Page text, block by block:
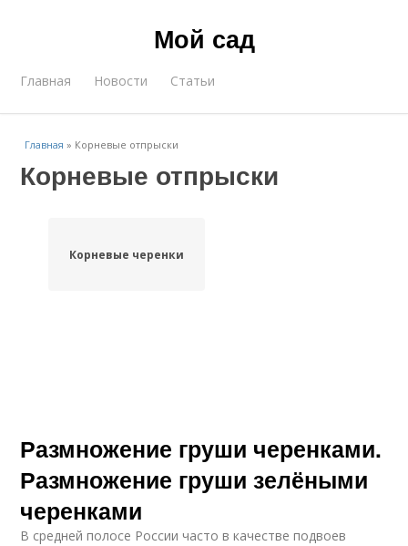
Мой сад
Главная Новости Статьи
Главная » Корневые отпрыски
Корневые отпрыски
Корневые черенки
Размножение груши черенками.
Размножение груши зелёными
черенками
В средней полосе России часто в качестве подвоев